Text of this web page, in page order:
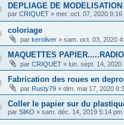
DEPLIAGE DE MODELISATION
par CRIQUET » mer. oct. 07, 2020 9:16
coloriage
par keroliver » sam. oct. 03, 2020
MAQUETTES
par CRIQUET » lun. sept. 14, 2020
Fabrication des roues en
par Rusty79 » dim. mai 17, 2020
Coller le papier sur du
par SIKO » sam. déc. 14, 2019 5:14 pm